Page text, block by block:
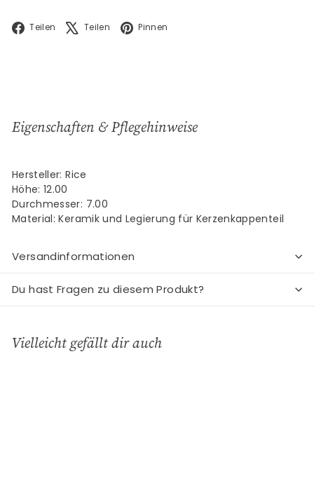
Teilen Facebook
Teilen X Pinnen
Eigenschaften & Pflegehinweise
Hersteller: Rice
Höhe: 12.00
Durchmesser: 7.00
Material: Keramik und Legierung für Kerzenkappenteil
Versandinformationen
Du hast Fragen zu diesem Produkt?
Vielleicht gefällt dir auch